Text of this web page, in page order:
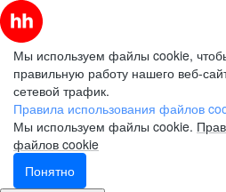
Мы используем файлы cookie,
правильную работу нашего веб-
сетевой трафик.
Правила использования файлов
Мы используем файлы cookie.
файлов cookie
Понятно